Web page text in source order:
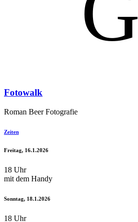
Fotowalk
Roman Beer Fotografie
Zeiten
Freitag, 16.1.2026
18 Uhr
mit dem Handy
Sonntag, 18.1.2026
18 Uhr